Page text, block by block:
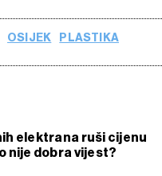
OSIJEK PLASTIKA
elektrana ruši cijenu
nije dobra vijest?